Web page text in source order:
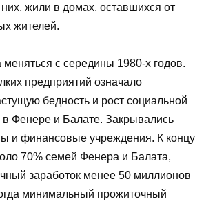
жили в домах, оставшихся от
жителей.
меняться с середины 1980-х годов.
предприятий означало
бедность и рост социальной
в Фенере и Балате. Закрывались
и финансовые учреждения. К концу
70% семей Фенера и Балата,
заработок менее 50 миллионов
минимальный прожиточный